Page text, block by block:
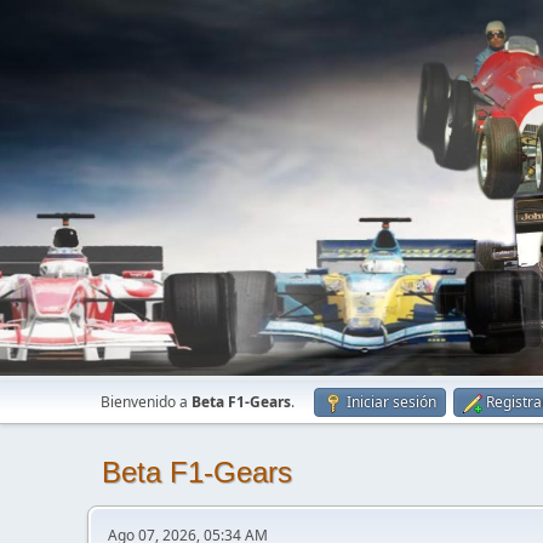
Bienvenido a Beta F1-Gears. Iniciar sesión
Beta F1-Gears
Ago 07, 2026, 05:34 AM